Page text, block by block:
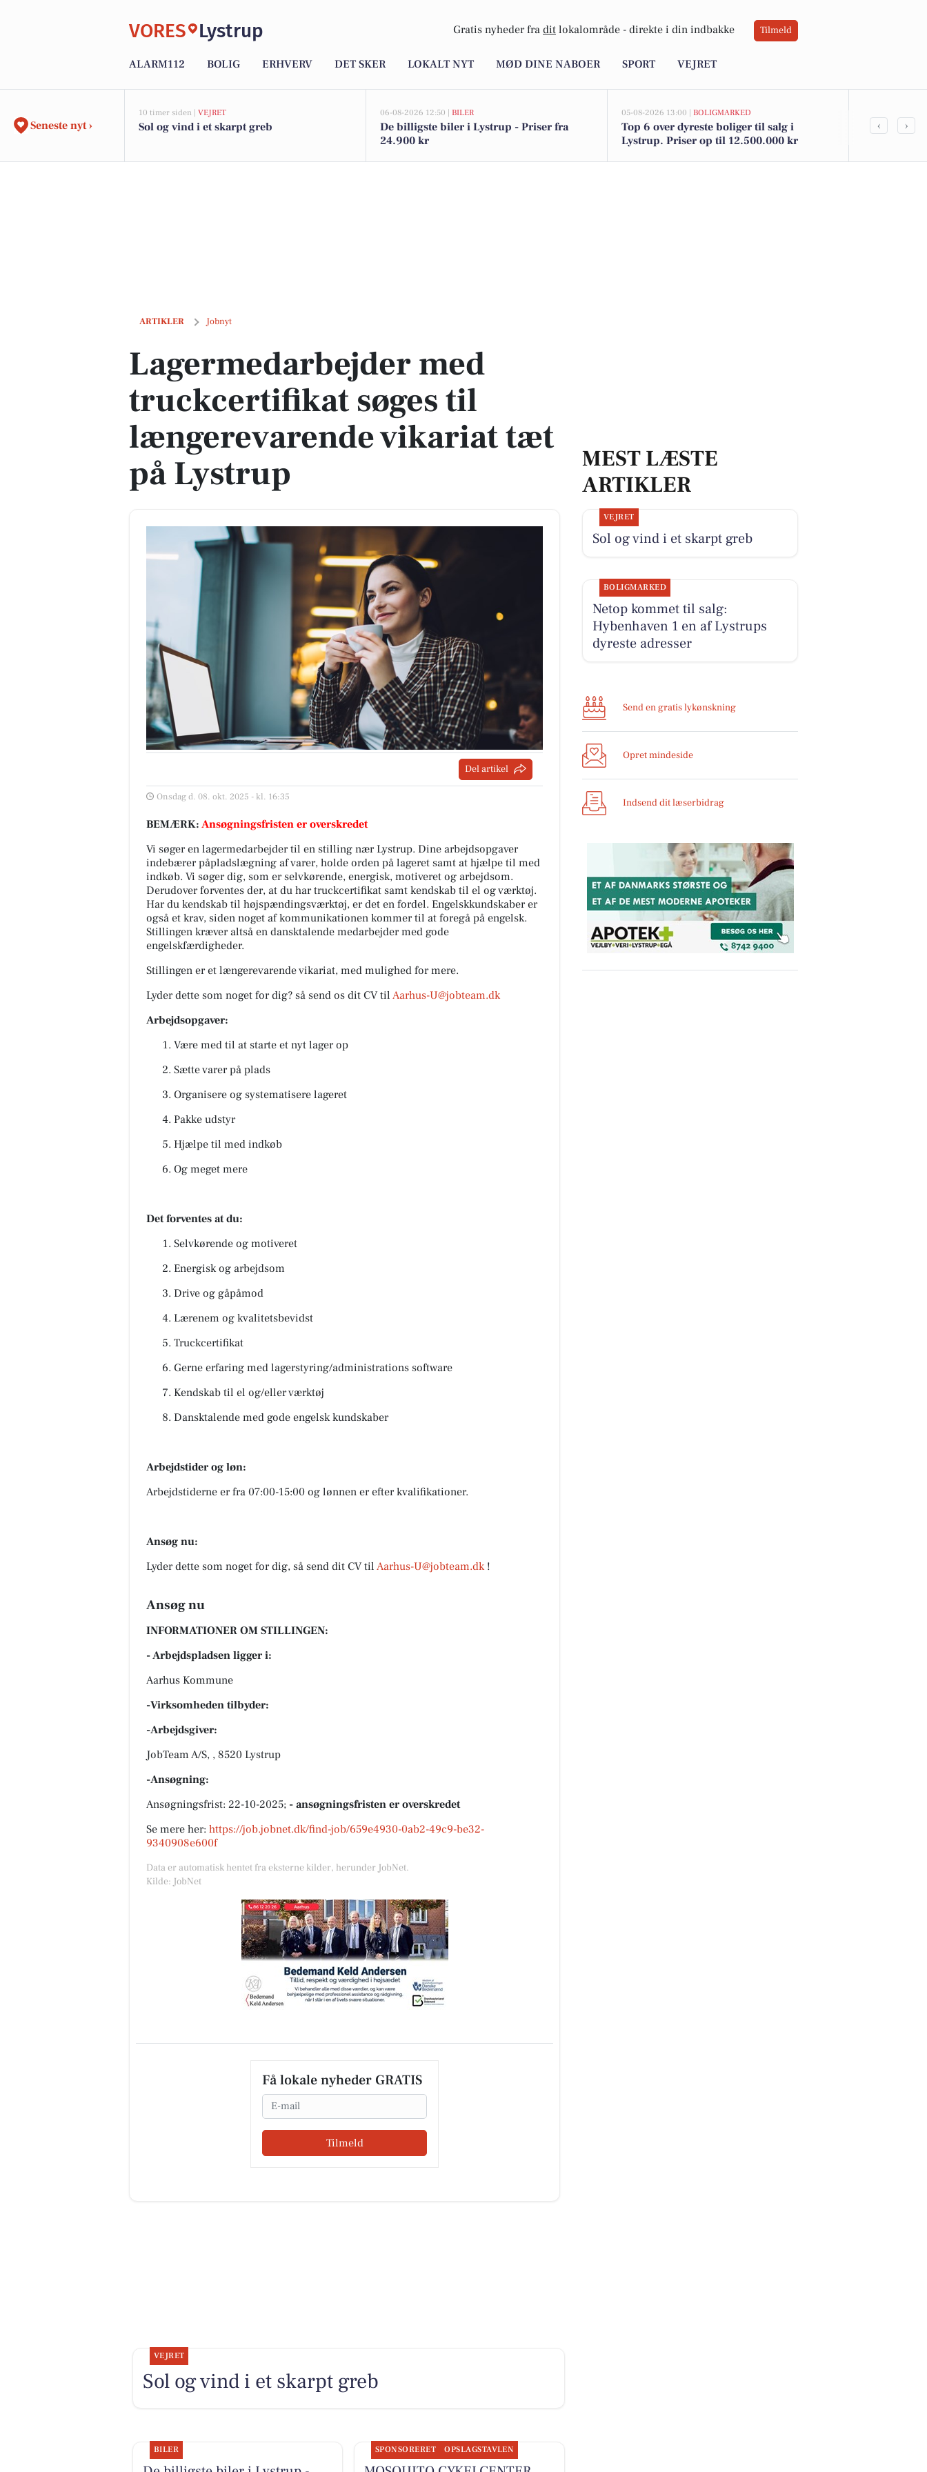
VORES Lystrup Gratis nyheder fra dit lokalområde - direkte i din indbakke Tilmeld
ALARM112 BOLIG ERHVERV DET SKER LOKALT NYT MØD DINE NABOER SPORT VEJRET
Seneste nyt ›
10 timer siden | VEJRET
Sol og vind i et skarpt greb
06-08-2026 12:50 | BILER
De billigste biler i Lystrup - Priser fra
24.900 kr
05-08-2026 13:00 | BOLIGMARKED
Top 6 over dyreste boliger til salg i
Lystrup. Priser op til 12.500.000 kr
‹ ›
ARTIKLER Jobnyt
Lagermedarbejder med truckcertifikat søges til længerevarende vikariat tæt på Lystrup
Lagermedarbejder med
truckcertifikat søges til
længerevarende vikariat tæt
på Lystrup
Del artikel
Onsdag d. 08. okt. 2025 - kl. 16:35
BEMÆRK: Ansøgningsfristen er overskredet
Vi søger en lagermedarbejder til en stilling nær Lystrup. Dine arbejdsopgaver
indebærer påpladslægning af varer, holde orden på lageret samt at hjælpe til med
indkøb. Vi søger dig, som er selvkørende, energisk, motiveret og arbejdsom.
Derudover forventes der, at du har truckcertifikat samt kendskab til el og værktøj.
Har du kendskab til højspændingsværktøj, er det en fordel. Engelskkundskaber er
også et krav, siden noget af kommunikationen kommer til at foregå på engelsk.
Stillingen kræver altså en dansktalende medarbejder med gode
engelskfærdigheder.
Stillingen er et længerevarende vikariat, med mulighed for mere.
Lyder dette som noget for dig? så send os dit CV til Aarhus-U@jobteam.dk
Arbejdsopgaver:
Være med til at starte et nyt lager op
Sætte varer på plads
Organisere og systematisere lageret
Pakke udstyr
Hjælpe til med indkøb
Og meget mere
Det forventes at du:
Selvkørende og motiveret
Energisk og arbejdsom
Drive og gåpåmod
Lærenem og kvalitetsbevidst
Truckcertifikat
Gerne erfaring med lagerstyring/administrations software
Kendskab til el og/eller værktøj
Dansktalende med gode engelsk kundskaber
Arbejdstider og løn:
Arbejdstiderne er fra 07:00-15:00 og lønnen er efter kvalifikationer.
Ansøg nu:
Lyder dette som noget for dig, så send dit CV til Aarhus-U@jobteam.dk!
Ansøg nu
INFORMATIONER OM STILLINGEN:
- Arbejdspladsen ligger i:
Aarhus Kommune
-Virksomheden tilbyder:
-Arbejdsgiver:
JobTeam A/S, , 8520 Lystrup
-Ansøgning:
Ansøgningsfrist: 22-10-2025; - ansøgningsfristen er overskredet
Se mere her: https://job.jobnet.dk/find-job/659e4930-0ab2-49c9-be32-
9340908e600f
Data er automatisk hentet fra eksterne kilder, herunder JobNet.
Kilde: JobNet
Få lokale nyheder GRATIS
Email
Tilmeld
MEST LÆSTE
ARTIKLER
VEJRET
Sol og vind i et skarpt greb
BOLIGMARKED
Netop kommet til salg:
Hybenhaven 1 en af Lystrups
dyreste adresser
Send en gratis lykønskning
Opret mindeside
Indsend dit læserbidrag
VEJRET
Sol og vind i et skarpt greb
BILER SPONSORERET OPSLAGSTAVLEN